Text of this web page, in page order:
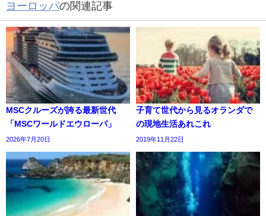
ヨーロッパの関連記事
MSCクルーズが誇る最新世代
「MSCワールドエウローパ」
2026年7月20日
子育て世代から見るオランダで
の現地生活あれこれ
2019年11月22日